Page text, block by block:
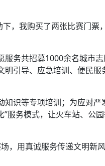
，我购买了两张比赛门
务共招募1000余名城市
引导、应急培训、便民
识等专项培训；为应对
服务模式，让火车站、公
，用真诚服务传递文明新